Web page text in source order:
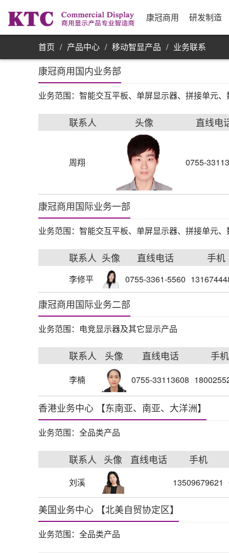
康冠商用 研发制造
首页 / 产品中心 / 移动智显产品 / 业务联系
康冠商用国内业务部
业务范围：智能交互平板、单屏显示器、拼接单元
联系人 头像 直线电
周翔 0755-
康冠商用国际业务一部
业务范围：智能交互平板、单屏显示器、拼接单元
联系人 头像 直线电话 手机
李修平 0755-3361-5560
康冠商用国际业务二部
业务范围：电竞显示器及其它显示产品
联系人 头像 直线电话 手机
李楠 0755-33113608
香港业务中心 【东南亚、南亚、大洋洲】
业务范围：全品类产品
联系人 头像 直线电话 手机
刘溪 13509679621
美国业务中心 【北美自贸协定区】
业务范围：全品类产品